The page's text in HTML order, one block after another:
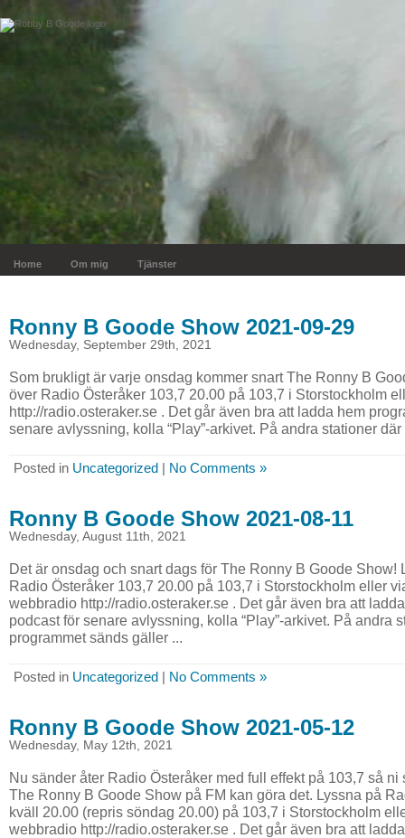
Home Om mig Tjänster
Ronny B Goode Show 2021-09-29
Wednesday, September 29th, 2021
Som brukligt är varje onsdag kommer snart The Ronny B
över Radio Österåker 103,7 20.00 på 103,7 i Storstockholm
http://radio.osteraker.se . Det går även bra att ladda hem
senare avlyssning, kolla “Play”-arkivet. På andra stationer
Posted in Uncategorized | No Comments »
Ronny B Goode Show 2021-08-11
Wednesday, August 11th, 2021
Det är onsdag och snart dags för The Ronny B Goode Show!
Radio Österåker 103,7 20.00 på 103,7 i Storstockholm eller
webbradio http://radio.osteraker.se . Det går även bra att
podcast för senare avlyssning, kolla “Play”-arkivet. På andra
programmet sänds gäller ...
Posted in Uncategorized | No Comments »
Ronny B Goode Show 2021-05-12
Wednesday, May 12th, 2021
Nu sänder åter Radio Österåker med full effekt på 103,7 så ni
The Ronny B Goode Show på FM kan göra det. Lyssna på
kväll 20.00 (repris söndag 20.00) på 103,7 i Storstockholm
webbradio http://radio.osteraker.se . Det går även bra att